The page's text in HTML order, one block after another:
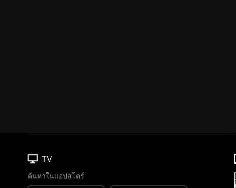
TV
ค้นหาในแอปสโตร์